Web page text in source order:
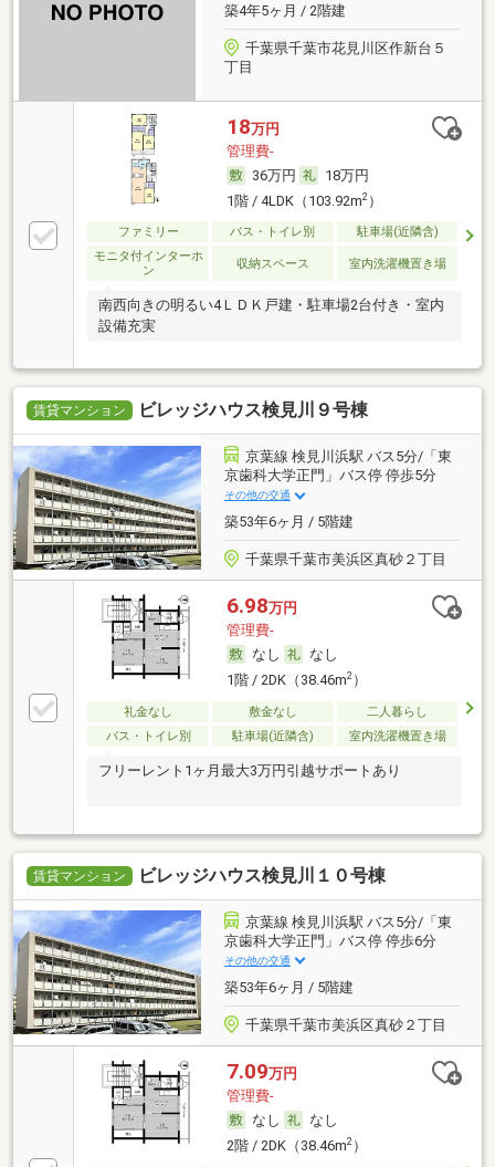
築4年5ヶ月 / 2階建
千葉県千葉市花見川区作新台５
丁目
18万円
管理費-
36万円
18万円
1階 / 4LDK（103.92m2）
ファミリー バス・トイレ別
駐車場(近隣含)
モニタ付インターホ
ン
収納スペース 室内洗濯機置き場
南西向きの明るい4ＬＤＫ戸建・駐車場2台付き・室内
設備充実
賃貸マンション ビレッジハウス検見川９号棟
京葉線 検見川浜駅 バス5分/「東
京歯科大学正門」バス停 停歩5分
その他の交通
築53年6ヶ月 / 5階建
千葉県千葉市美浜区真砂２丁目
6.98万円
管理費-
なし
なし
1階 / 2DK（38.46m2）
礼金なし 敷金なし
二人暮らし
バス・トイレ別
駐車場(近隣含) 室内洗濯機置き場
フリーレント1ヶ月最大3万円引越サポートあり
賃貸マンション ビレッジハウス検見川１０号棟
京葉線 検見川浜駅 バス5分/「東
京歯科大学正門」バス停 停歩6分
その他の交通
築53年6ヶ月 / 5階建
千葉県千葉市美浜区真砂２丁目
7.09万円
管理費-
なし
なし
2階 / 2DK（38.46m2）